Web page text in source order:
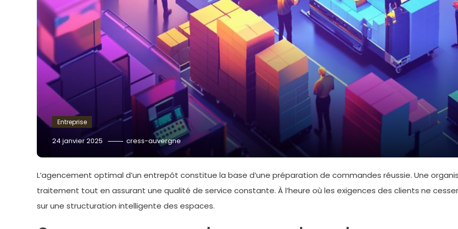
Entreprise
24 janvier 2025 cress-auvergne
L’agencement optimal d’un entrepôt constitue la base d’une préparation de commandes réussie. Une
traitement tout en assurant une qualité de service constante. À l’heure où les exigences des clients ne
sur une structuration intelligente des espaces.